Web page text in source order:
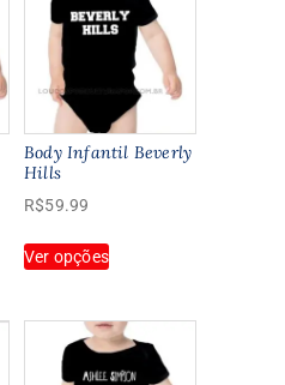
Body Infantil Beverly
Hills
R$59.99
Ver opçõesproduto
várias
variantes.
As